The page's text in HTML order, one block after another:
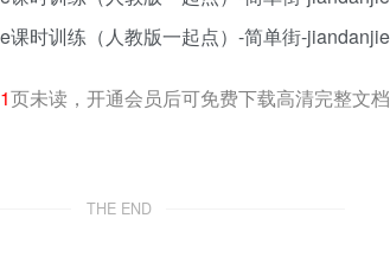
1页未读，开通会员后可免费下载高清完整文档
THE END